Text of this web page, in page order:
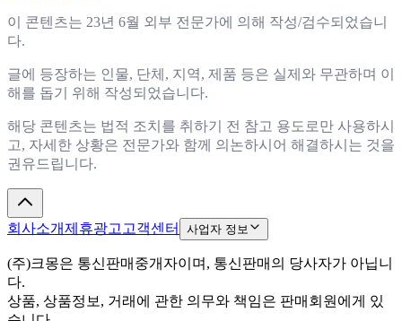
이 콘텐츠는 23년 6월 외부 전문가에 의해 작성/검수되었습니
다.
글에 등장하는 인물, 단체, 지역, 제품 등은 실제와 무관하며 이
해를 돕기 위해 작성되었습니다.
해당 콘텐츠는 법적 조치를 취하기 전 참고 용도로만 사용하시
고, 자세한 상황은 전문가와 함께 의논하시어 해결하시는 것을
권유드립니다.
회사소개제휴광고 고객센터 사업자 정보
(주)크몽은 통신판매중개자이며, 통신판매의 당사자가 아닙니
다.
상품, 상품정보, 거래에 관한 의무와 책임은 판매회원에게 있